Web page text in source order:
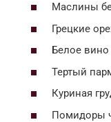
Маслины
Грецкие
Белое
Тертый
Куриная
Помидоры